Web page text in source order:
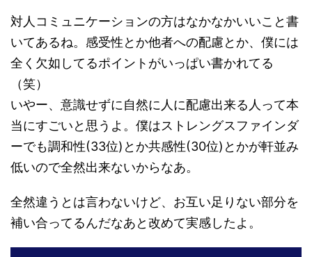
対人コミュニケーションの方はなかなかいいこと書
いてあるね。感受性とか他者への配慮とか、僕には
全く欠如してるポイントがいっぱい書かれてる
（笑）
いやー、意識せずに自然に人に配慮出来る人って本
当にすごいと思うよ。僕はストレングスファインダ
ーでも調和性(33位)とか共感性(30位)とかが軒並み
低いので全然出来ないからなあ。
全然違うとは言わないけど、お互い足りない部分を
補い合ってるんだなあと改めて実感したよ。